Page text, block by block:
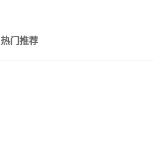
热门推荐